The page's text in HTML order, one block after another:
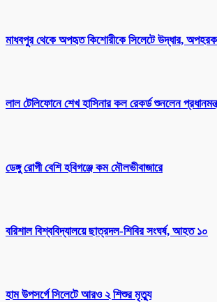
মাধবপুর থেকে অপহৃত কিশোরীকে সিলেটে উদ্ধার,
লাল টেলিফোনে শেখ হাসিনার কল রেকর্ড শুনলেন
ডেঙ্গু রোগী বেশি হবিগঞ্জে কম মৌলভীবাজারে
বরিশাল বিশ্ববিদ্যালয়ে ছাত্রদল-শিবির সংঘর্ষ, আহত ১০
হাম উপসর্গে সিলেটে আরও ২ শিশুর মৃত্যু